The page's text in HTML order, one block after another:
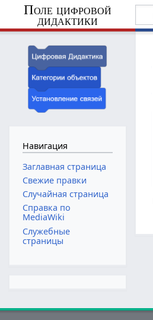
Поле цифровой
дидактики
Навигация
Заглавная страница
Свежие правки
Случайная страница
Справка по
MediaWiki
Служебные
страницы